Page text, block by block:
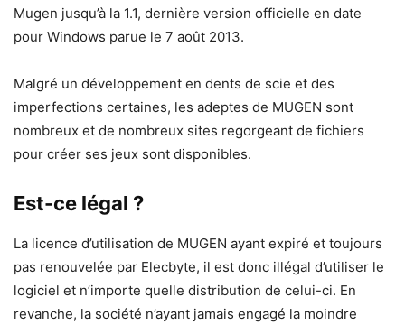
Mugen jusqu’à la 1.1, dernière version officielle en date
pour Windows parue le 7 août 2013.
Malgré un développement en dents de scie et des
imperfections certaines, les adeptes de MUGEN sont
nombreux et de nombreux sites regorgeant de fichiers
pour créer ses jeux sont disponibles.
Est-ce légal ?
La licence d’utilisation de MUGEN ayant expiré et toujours
pas renouvelée par Elecbyte, il est donc illégal d’utiliser le
logiciel et n’importe quelle distribution de celui-ci. En
revanche, la société n’ayant jamais engagé la moindre